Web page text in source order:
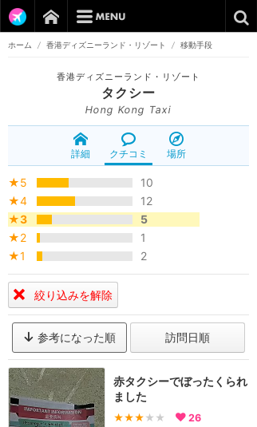
ホーム / 香港ディズニーランド・リゾート / 移動手段
香港ディズニーランド・リゾート
タクシー
Hong Kong Taxi
詳細 クチコミ 場所
★5
10
★4
12
★3
5
★2
1
★1
2
絞り込みを解除
参考になった順 訪問日順
赤タクシーでぼったくられ
ました
★★★ ★★ 26